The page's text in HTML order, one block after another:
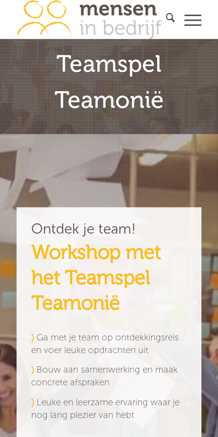
Teamspel
Teamonië
Ontdek je team!
Workshop met
het Teamspel
Teamonië
〉 Ga met je team op ontdekkingsreis
en voer leuke opdrachten uit
〉 Bouw aan samenwerking en maak
concrete afspraken
〉 Leuke en leerzame ervaring waar je
nog lang plezier van hebt